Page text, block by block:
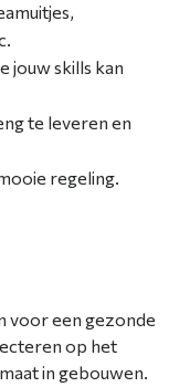
jouw skills kan
te leveren en
regeling.
voor een gezonde
op het
in gebouwen.